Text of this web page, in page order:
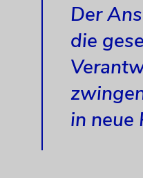
Der
die
in neue